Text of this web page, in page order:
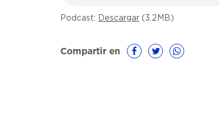
Podcast: Descargar (3.2MB)
Compartir en